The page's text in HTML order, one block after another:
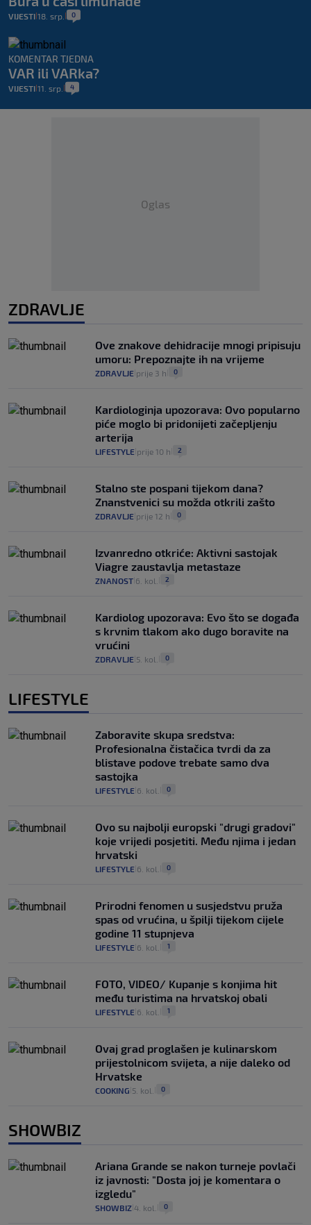
VIJESTI 18. srp. 0
KOMENTAR TJEDNA
VAR ili VARka?
VIJESTI 11. srp. 4
Oglas
ZDRAVLJE
Ove znakove dehidracije mnogi pripisuju
umoru: Prepoznajte ih na vrijeme
ZDRAVLJE prije 3 h 0
Kardiologinja upozorava: Ovo popularno
piće moglo bi pridonijeti začepljenju
arterija
LIFESTYLE prije 10 h 2
Stalno ste pospani tijekom dana?
Znanstvenici su možda otkrili zašto
ZDRAVLJE prije 12 h 0
Izvanredno otkriće: Aktivni sastojak
Viagre zaustavlja metastaze
ZNANOST 6. kol. 2
Kardiolog upozorava: Evo što se događa
s krvnim tlakom ako dugo boravite na
vrućini
ZDRAVLJE 5. kol. 0
LIFESTYLE
Zaboravite skupa sredstva:
Profesionalna čistačica tvrdi da za
blistave podove trebate samo dva
sastojka
LIFESTYLE 6. kol. 0
Ovo su najbolji europski "drugi gradovi"
koje vrijedi posjetiti. Među njima i jedan
hrvatski
LIFESTYLE 6. kol. 0
Prirodni fenomen u susjedstvu pruža
spas od vrućina, u špilji tijekom cijele
godine 11 stupnjeva
LIFESTYLE 6. kol. 1
FOTO, VIDEO/ Kupanje s konjima hit
među turistima na hrvatskoj obali
LIFESTYLE 6. kol. 1
Ovaj grad proglašen je kulinarskom
prijestolnicom svijeta, a nije daleko od
Hrvatske
COOKING 5. kol. 0
SHOWBIZ
Ariana Grande se nakon turneje povlači
iz javnosti: "Dosta joj je komentara o
izgledu"
SHOWBIZ 4. kol. 0